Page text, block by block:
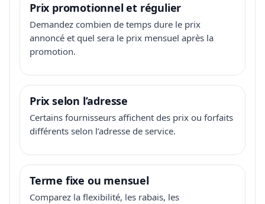
Prix promotionnel et régulier
Demandez combien de temps dure le prix
annoncé et quel sera le prix mensuel après la
promotion.
Prix selon l’adresse
Certains fournisseurs affichent des prix ou forfaits
différents selon l’adresse de service.
Terme fixe ou mensuel
Comparez la flexibilité, les rabais, les